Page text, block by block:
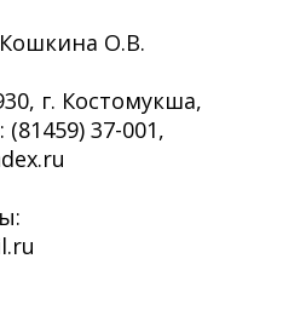
О.В.
г. Костомукша,
(81459) 37-001,